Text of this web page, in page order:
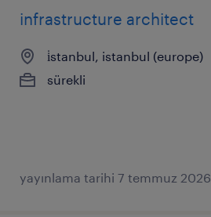
infrastructure architect
i̇stanbul, istanbul (europe)
sürekli
yayınlama tarihi 7 temmuz 2026